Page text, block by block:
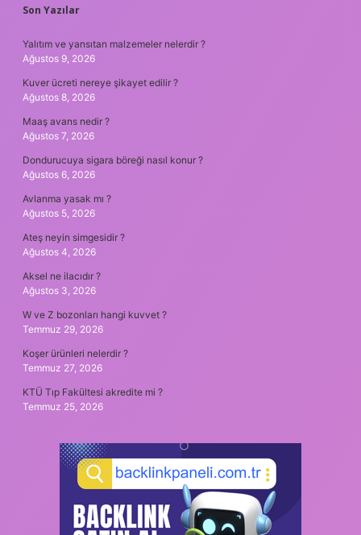
SIDEBAR
Son Yazılar
Yalıtım ve yansıtan malzemeler nelerdir ?
Ağustos 9, 2026
Kuver ücreti nereye şikayet edilir ?
Ağustos 8, 2026
Maaş avans nedir ?
Ağustos 7, 2026
Dondurucuya sigara böreği nasıl konur ?
Ağustos 6, 2026
Avlanma yasak mı ?
Ağustos 5, 2026
Ateş neyin simgesidir ?
Ağustos 4, 2026
Aksel ne ilacıdır ?
Ağustos 3, 2026
W ve Z bozonları hangi kuvvet ?
Temmuz 29, 2026
Koşer ürünleri nelerdir ?
Temmuz 27, 2026
KTÜ Tıp Fakültesi akredite mi ?
Temmuz 25, 2026